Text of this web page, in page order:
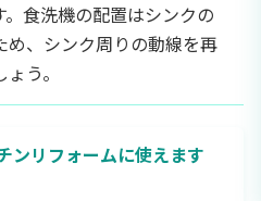
食洗機の配置はシンクの
め、シンク周りの動線を再
う。
ンリフォームに使えます